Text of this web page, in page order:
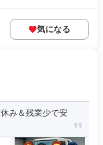
気になる
み＆残業少で安